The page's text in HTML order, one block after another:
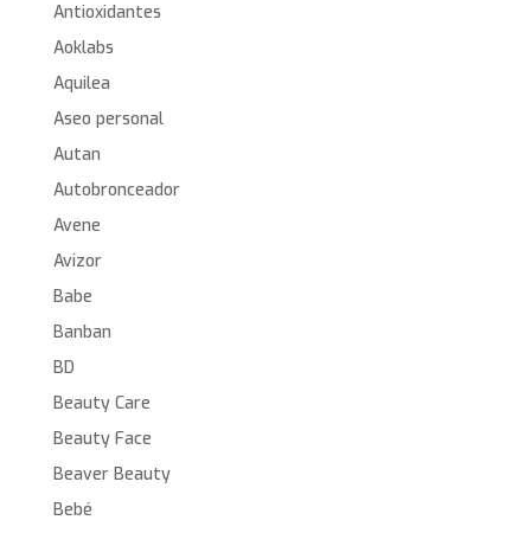
Antioxidantes
Aoklabs
Aquilea
Aseo personal
Autan
Autobronceador
Avene
Avizor
Babe
Banban
BD
Beauty Care
Beauty Face
Beaver Beauty
Bebé